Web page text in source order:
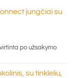
jungčiai su
po užsakymo
su tinkleliu,